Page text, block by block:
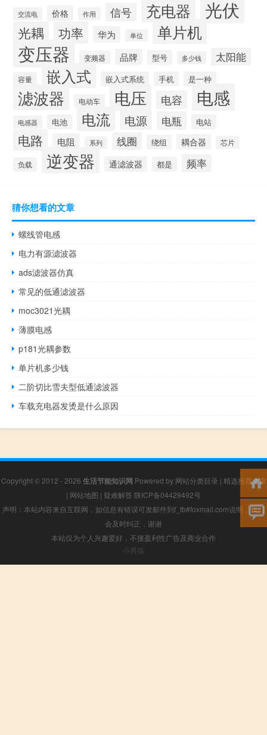
交流电 价格 作用 信号 充电器 光伏
光耦 功率 华为 单位 单片机
变压器 变频器 品牌 型号 多少钱 太阳能
容量 嵌入式 嵌入式系统 手机 是一种
滤波器 电动车 电压 电容 电感
电感器 电池 电流 电源 电瓶 电站
电路 电阻 系列 线圈 绕组 耦合器 芯片
负载 逆变器 通滤波器 都是 频率
猜你想看的文章
螺线管电感
电力有源滤波器
ads滤波器仿真
常见的低通滤波器
moc3021光耦
薄膜电感
p181光耦参数
单片机多少钱
二阶切比雪夫型低通滤波器
车载充电器发烫是什么原因
Copyright © 2012 - 2026 生活节能知识网 Powered by 网站分类目录 | 精选推荐文章
| 网站地图 | 疑难解答 陕ICP备04429492号
声明：本站内容来自互联网，如信息有错误可发邮件到f_fb#foxmail.com说明，我们
会及时纠正，谢谢
本站仅为个人兴趣爱好，不接盈利性广告及商业合作
小男孩